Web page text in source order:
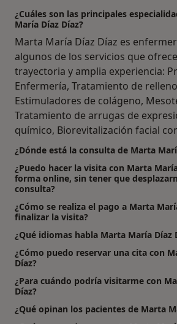
¿Cuáles son las principales
María Díaz Díaz?
Marta María Díaz Díaz es
algunos de los servicios que
trayectoria y amplia experiencia:
Enfermería, Tratamiento de
Estimuladores de colágeno,
Tratamiento de arrugas de
químico, Biorevitalización facial
¿Dónde está la consulta de Marta
¿Puedo hacer la visita con Marta
forma online, sin tener que
consulta?
¿Cómo se realiza el pago a Marta
finalizar la visita?
¿Qué idiomas habla Marta María Díaz
¿Cómo puedo reservar una cita con
Díaz?
¿Para cuándo podría visitarme con
Díaz?
¿Qué opinan los pacientes de Marta